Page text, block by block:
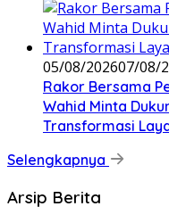
05/08/202607/08/
Rakor Bersama
Wahid Minta
Transformasi
Selengkapnya
Arsip Berita